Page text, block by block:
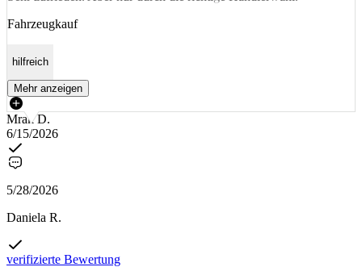
Fahrzeugkauf
hilfreich
Mehr anzeigen
Mrak D.
6/15/2026
5/28/2026
Daniela R.
verifizierte Bewertung